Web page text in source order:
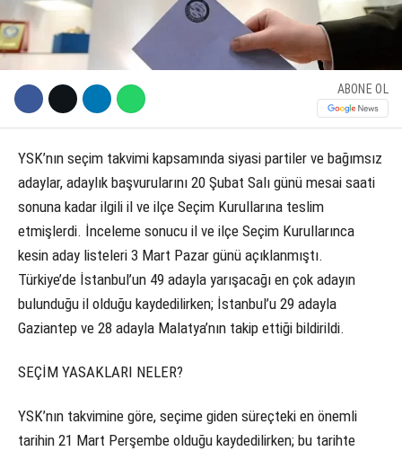
Instagram
Youtube
ABONE OL
YSK’nın seçim takvimi kapsamında siyasi partiler ve bağımsız
adaylar, adaylık başvurularını 20 Şubat Salı günü mesai saati
sonuna kadar ilgili il ve ilçe Seçim Kurullarına teslim
etmişlerdi. İnceleme sonucu il ve ilçe Seçim Kurullarınca
kesin aday listeleri 3 Mart Pazar günü açıklanmıştı.
Türkiye’de İstanbul’un 49 adayla yarışacağı en çok adayın
bulunduğu il olduğu kaydedilirken; İstanbul’u 29 adayla
Gaziantep ve 28 adayla Malatya’nın takip ettiği bildirildi.
SEÇİM YASAKLARI NELER?
YSK’nın takvimine göre, seçime giden süreçteki en önemli
tarihin 21 Mart Perşembe olduğu kaydedilirken; bu tarihte